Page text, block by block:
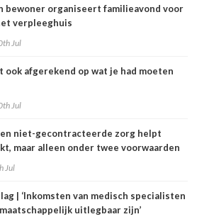
bewoner organiseert familieavond voor
verpleeghuis
Jul
ook afgerekend op wat je had moeten
Jul
niet-gecontracteerde zorg helpt
maar alleen onder twee voorwaarden
Jul
| ‘Inkomsten van medisch specialisten
uitlegbaar zijn’